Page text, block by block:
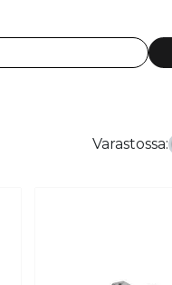
Varastossa: